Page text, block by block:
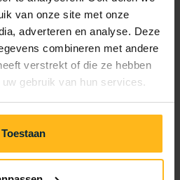
van onze site met onze
adverteren en analyse. Deze
combineren met andere
verstrekt of die ze hebben
gebruik van hun services.
Toestaan
10 11 12
17 18 19 20